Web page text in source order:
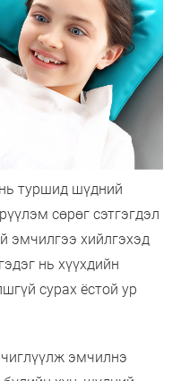
туршид шүдний
сөрөг сэтгэгдэл
эмчилгээ хийлгэхэд
нь хүүхдийн
сурах ёстой ур
эмчилнэ